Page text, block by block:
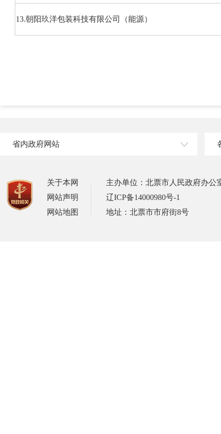
13.朝阳玖洋包装科技有限公司（能源）
省内政府网站
关于本网
网站声明
网站地图
主办单位：北票市人民政府办公
辽ICP备14000980号-1
地址：北票市市府街8号